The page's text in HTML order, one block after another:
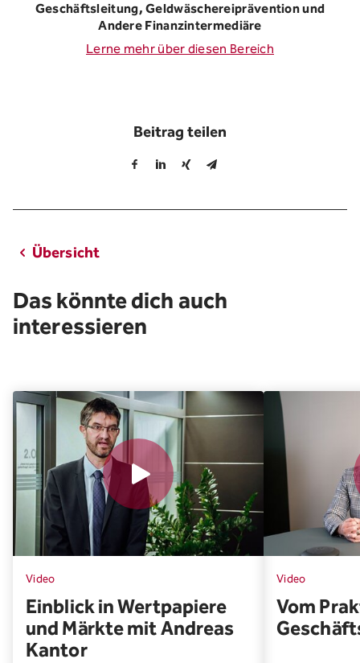
Geschäftsleitung, Geldwäschereiprävention und
Andere Finanzintermediäre
Lerne mehr über diesen Bereich
Beitrag teilen
Übersicht
Das könnte dich auch
interessieren
Video
Einblick in Wertpapiere
und Märkte mit Andreas
Kantor
Video
Vom